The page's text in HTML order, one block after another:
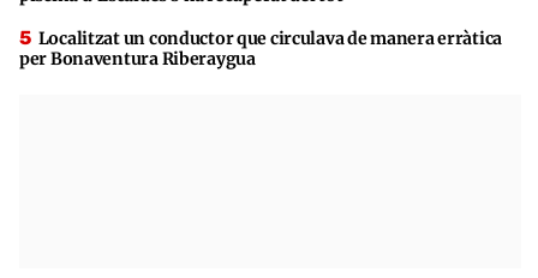
Localitzat un conductor que circulava de manera erràtica
per Bonaventura Riberaygua